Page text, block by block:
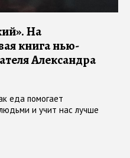
На
книга нью-
Александра
еда помогает
и учит нас лучше